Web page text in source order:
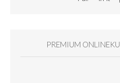
PREMIUM